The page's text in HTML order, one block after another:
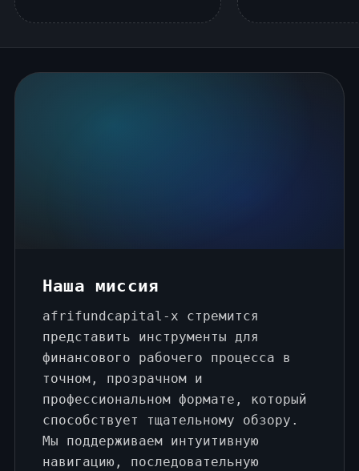
Наша миссия
afrifundcapital-x стремится
представить инструменты для
финансового рабочего процесса в
точном, прозрачном и
профессиональном формате, который
способствует тщательному обзору.
Мы поддерживаем интуитивную
навигацию, последовательную